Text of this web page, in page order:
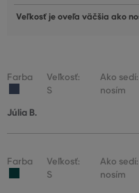
Veľkosť je oveľa väčšia ako
Farba
Veľkosť:
S
Ako
nosím
Júlia B.
Farba
Veľkosť:
S
Ako
nosím